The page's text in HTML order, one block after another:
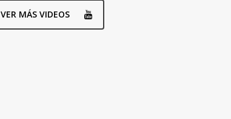
VER MÁS VIDEOS